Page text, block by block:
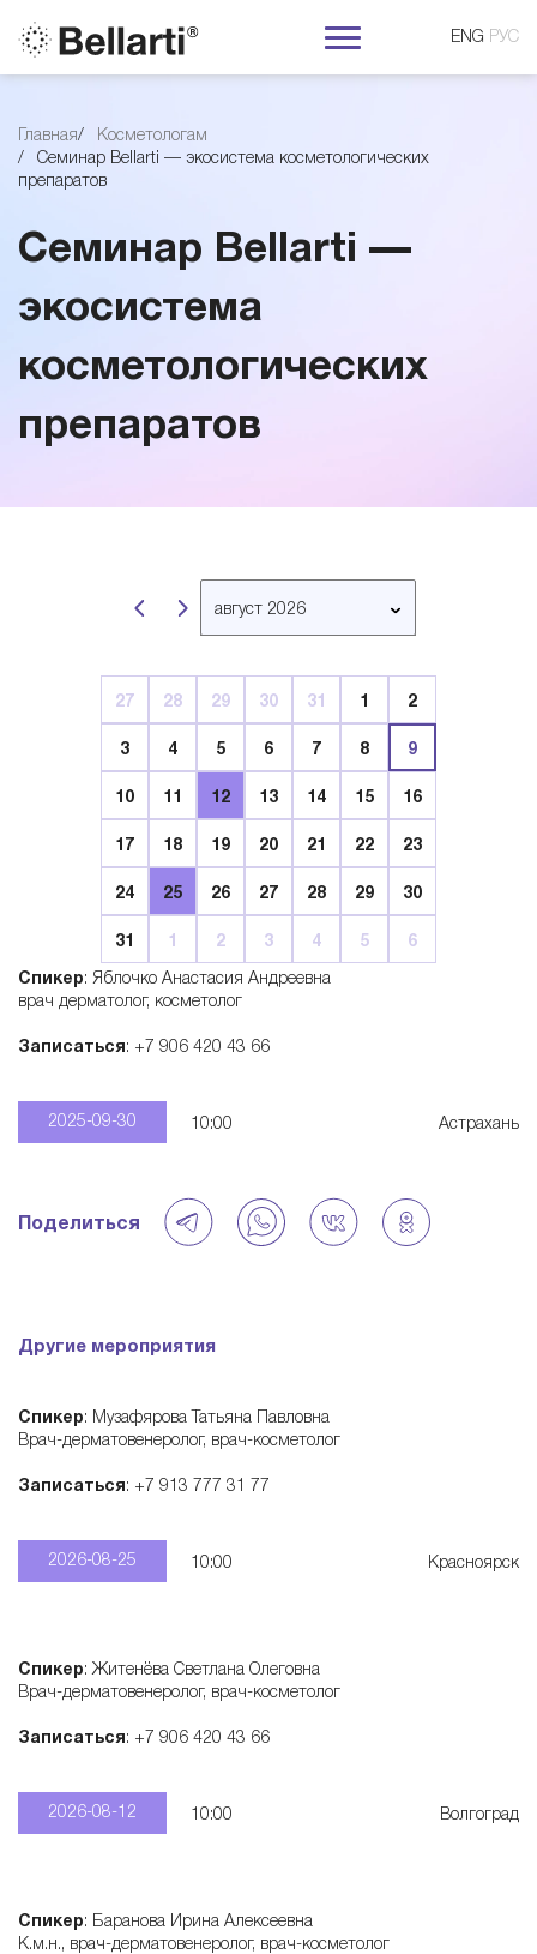
ENG РУС
е
м
и
н
а
р
—
и
т
е
м
а
о
Главная
Косметологам
Семинар Bellarti — экосистема косметологических
препаратов
Семинар Bellarti —
экосистема
косметологических
препаратов
Спикер: Яблочко Анастасия Андреевна
врач дерматолог, косметолог
Записаться: +7 906 420 43 66
2025-09-30 10:00 Астрахань
Поделиться
Другие мероприятия
Спикер: Музафярова Татьяна Павловна
Врач-дерматовенеролог, врач-косметолог
Записаться: +7 913 777 31 77
2026-08-25 10:00 Красноярск
Спикер: Житенёва Светлана Олеговна
Врач-дерматовенеролог, врач-косметолог
Записаться: +7 906 420 43 66
2026-08-12 10:00 Волгоград
Спикер: Баранова Ирина Алексеевна
К.м.н., врач-дерматовенеролог, врач-косметолог
август 2026
май 2026
июнь 2026
июль 2026
август 2026
октябрь 2026
ноябрь 2026
декабрь 2026
январь 2027
27 28 29 30 31 1 2
3 4 5 6 7 8 9
10 11 12 13 14 15 16
17 18 19 20 21 22 23
24 25 26 27 28 29 30
31 1 2 3 4 5 6